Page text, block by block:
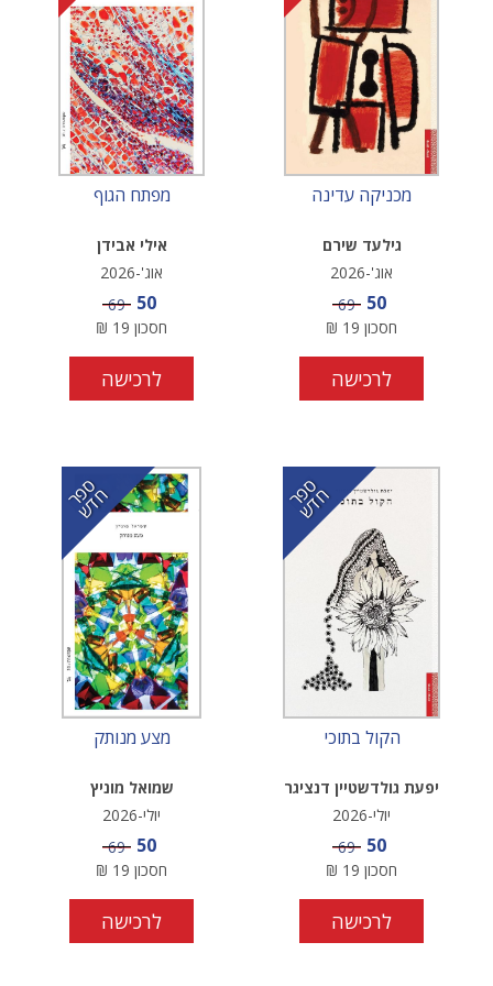
מכניקה עדינה
גילעד שירם
אוג'-2026
מחיר מבצע
50 מחיר
69
חסכון 19
₪
לרכישה
מפתח הגוף
אילי אבידן
אוג'-2026
מחיר מבצע
50 מחיר
69
חסכון 19
₪
לרכישה
ס
פ
ר
ח
ד
ש
הקול בתוכי
יפעת גולדשטיין דנציגר
יולי-2026
מחיר מבצע
50 מחיר
69
חסכון 19
₪
לרכישה
ס
פ
ר
ח
ד
ש
מצע מנותק
שמואל מוניץ
יולי-2026
מחיר מבצע
50 מחיר
69
חסכון 19
₪
לרכישה